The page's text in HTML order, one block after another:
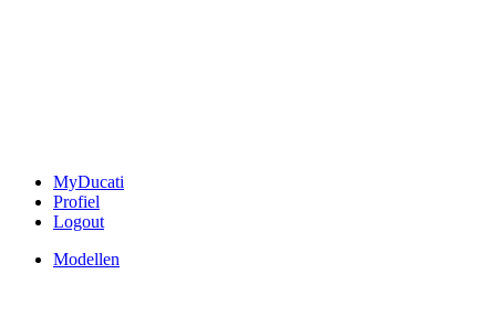
MyDucati
Profiel
Logout
Modellen